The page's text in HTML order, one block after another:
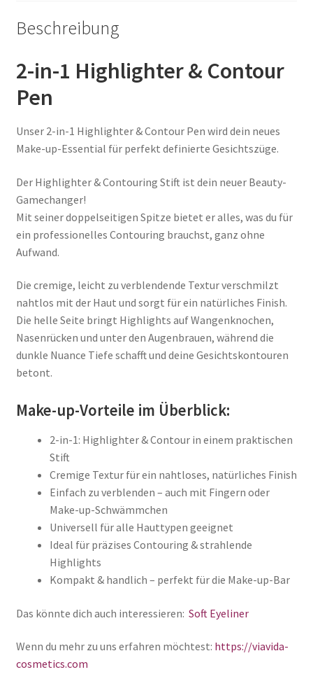
Beschreibung
2-in-1 Highlighter & Contour
Pen
Unser 2-in-1 Highlighter & Contour Pen wird dein neues
Make-up-Essential für perfekt definierte Gesichtszüge.
Der Highlighter & Contouring Stift ist dein neuer Beauty-
Gamechanger!
Mit seiner doppelseitigen Spitze bietet er alles, was du für
ein professionelles Contouring brauchst, ganz ohne
Aufwand.
Die cremige, leicht zu verblendende Textur verschmilzt
nahtlos mit der Haut und sorgt für ein natürliches Finish.
Die helle Seite bringt Highlights auf Wangenknochen,
Nasenrücken und unter den Augenbrauen, während die
dunkle Nuance Tiefe schafft und deine Gesichtskontouren
betont.
Make-up-Vorteile im Überblick:
2-in-1: Highlighter & Contour in einem praktischen
Stift
Cremige Textur für ein nahtloses, natürliches Finish
Einfach zu verblenden – auch mit Fingern oder
Make-up-Schwämmchen
Universell für alle Hauttypen geeignet
Ideal für präzises Contouring & strahlende
Highlights
Kompakt & handlich – perfekt für die Make-up-Bar
Das könnte dich auch interessieren: Soft Eyeliner
Wenn du mehr zu uns erfahren möchtest: https://viavida-
cosmetics.com